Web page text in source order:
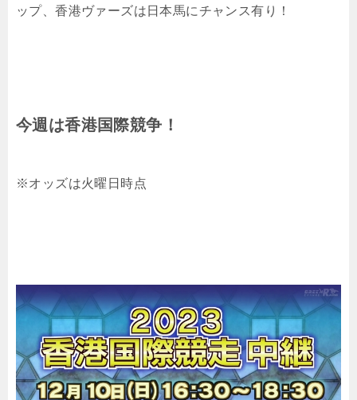
ップ、香港ヴァーズは日本馬にチャンス有り！
今週は香港国際競争！
※オッズは火曜日時点